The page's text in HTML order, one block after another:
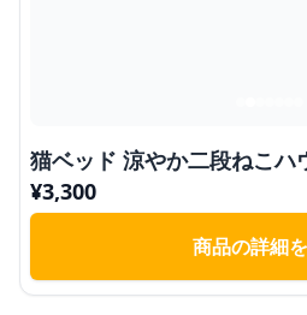
猫ベッド 涼やか二段ねこハ
¥3,300
商品の詳細